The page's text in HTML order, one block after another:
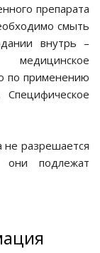
препарата
смыть
внутрь –
по применению
разрешается
они подлежат